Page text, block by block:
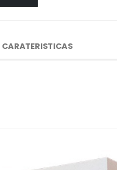
CARATERISTICAS